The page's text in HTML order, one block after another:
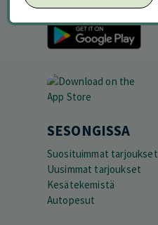
SESONGISSA
Suosituimmat tarjoukset
Uusimmat tarjoukset
Kesätekemistä
Autopesut